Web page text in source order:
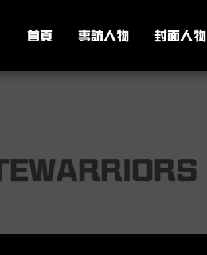
首頁 專訪人物 封面人物